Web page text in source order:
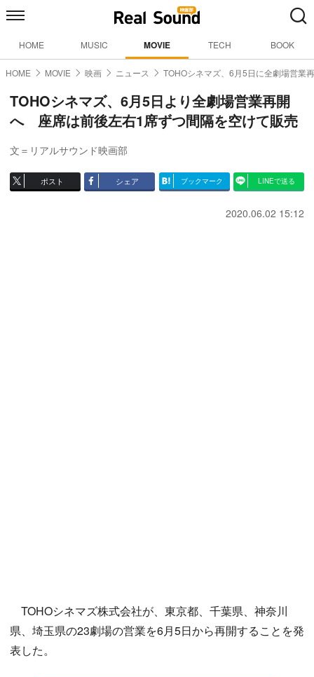
HOME MUSIC MOVIE TECH BOOK
HOME MOVIE 映画 ニュース TOHOシネマズ、6月5日に全劇場営業
TOHOシネマズ、6月5日より全劇場営業再開
へ 座席は前後左右1席ずつ間隔を空けて販売
文＝リアルサウンド映画部
ポスト シェア ブックマーク LINEで送る
2020.06.02 15:12
TOHOシネマズ株式会社が、東京都、千葉県、神奈川
県、埼玉県の23劇場の営業を6月5日から再開することを発
表した。